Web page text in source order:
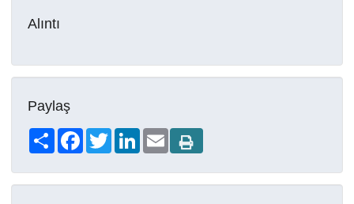
Alıntı
Paylaş
Share FacebookTwitterLinkedIn
Email